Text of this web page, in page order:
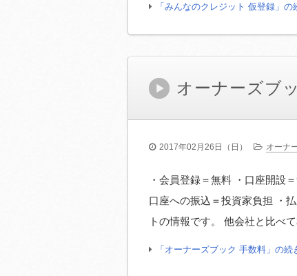
「みんなのクレジット 仮登録」の
オーナーズブ
2017年02月26日（日） オーナ
・会員登録＝無料 ・口座開設
口座への振込＝投資家負担 ・
トの情報です。 他会社と比べ
「オーナーズブック 手数料」の続